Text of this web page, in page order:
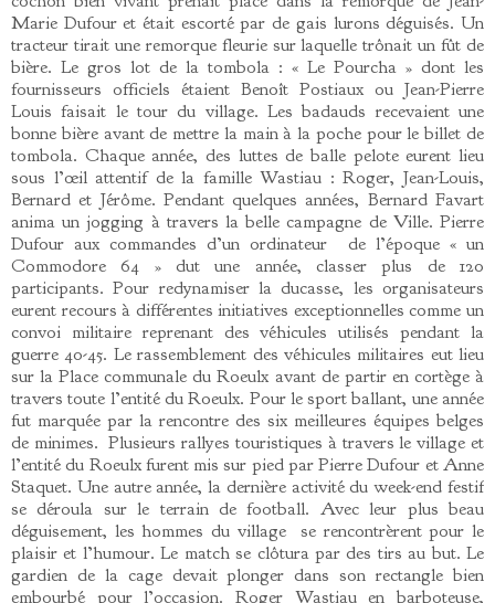
Marie Dufour et était escorté par de gais lurons déguisés. Un
tracteur tirait une remorque fleurie sur laquelle trônait un fût de
bière. Le gros lot de la tombola : « Le Pourcha » dont les
fournisseurs officiels étaient Benoît Postiaux ou Jean-Pierre
Louis faisait le tour du village. Les badauds recevaient une
bonne bière avant de mettre la main à la poche pour le billet de
tombola. Chaque année, des luttes de balle pelote eurent lieu
sous l’œil attentif de la famille Wastiau : Roger, Jean-Louis,
Bernard et Jérôme. Pendant quelques années, Bernard Favart
anima un jogging à travers la belle campagne de Ville. Pierre
Dufour aux commandes d’un ordinateur de l’époque « un
Commodore 64 » dut une année, classer plus de 120
participants. Pour redynamiser la ducasse, les organisateurs
eurent recours à différentes initiatives exceptionnelles comme un
convoi militaire reprenant des véhicules utilisés pendant la
guerre 40-45. Le rassemblement des véhicules militaires eut lieu
sur la Place communale du Roeulx avant de partir en cortège à
travers toute l’entité du Roeulx. Pour le sport ballant, une année
fut marquée par la rencontre des six meilleures équipes belges
de minimes. Plusieurs rallyes touristiques à travers le village et
l’entité du Roeulx furent mis sur pied par Pierre Dufour et Anne
Staquet. Une autre année, la dernière activité du week-end festif
se déroula sur le terrain de football. Avec leur plus beau
déguisement, les hommes du village se rencontrèrent pour le
plaisir et l’humour. Le match se clôtura par des tirs au but. Le
gardien de la cage devait plonger dans son rectangle bien
embourbé pour l’occasion. Roger Wastiau en barboteuse,